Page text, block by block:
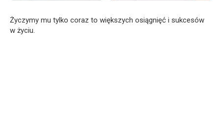
Życzymy mu tylko coraz to większych osiągnięć i sukcesów
w życiu.